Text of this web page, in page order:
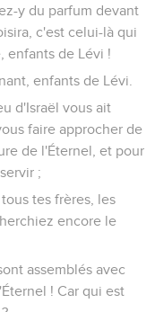
y du parfum devant
c'est celui-là qui
enfants de Lévi !
enfants de Lévi.
d'Israël vous ait
faire approcher de
de l'Éternel, et pour
;
tes frères, les
encore le
assemblés avec
! Car qui est